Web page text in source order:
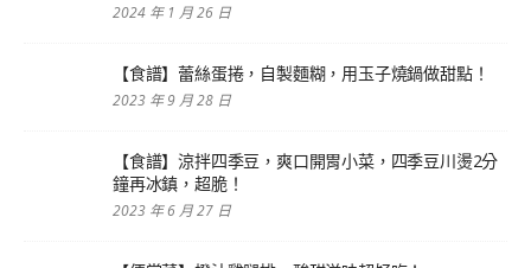
2024 年 1 月 26 日
【食譜】蕾絲蛋捲，自製麵糊，用玉子燒鍋做甜點！
2023 年 9 月 28 日
【食譜】涼拌四季豆，爽口開胃小菜，四季豆川燙2分
鐘再冰鎮，超脆！
2023 年 6 月 27 日